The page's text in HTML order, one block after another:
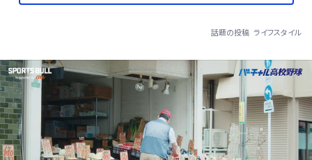
話題の投稿 ライフスタイル